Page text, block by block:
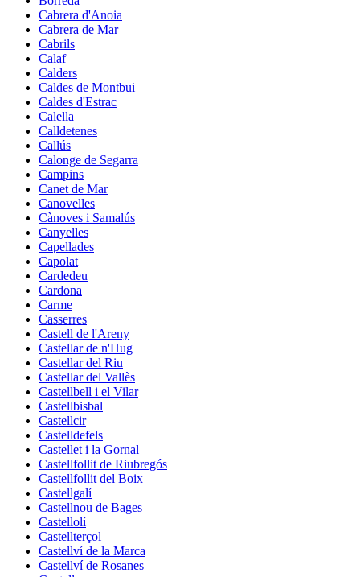
Cabrera d'Anoia
Cabrera de Mar
Cabrils
Calaf
Calders
Caldes de Montbui
Caldes d'Estrac
Calella
Calldetenes
Callús
Calonge de Segarra
Campins
Canet de Mar
Canovelles
Cànoves i Samalús
Canyelles
Capellades
Capolat
Cardedeu
Cardona
Carme
Casserres
Castell de l'Areny
Castellar de n'Hug
Castellar del Riu
Castellar del Vallès
Castellbell i el Vilar
Castellbisbal
Castellcir
Castelldefels
Castellet i la Gornal
Castellfollit de Riubregós
Castellfollit del Boix
Castellgalí
Castellnou de Bages
Castellolí
Castellterçol
Castellví de la Marca
Castellví de Rosanes